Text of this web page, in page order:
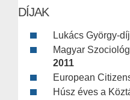
DÍJAK
Lukács György-
Magyar
2011
European
Húsz éves a